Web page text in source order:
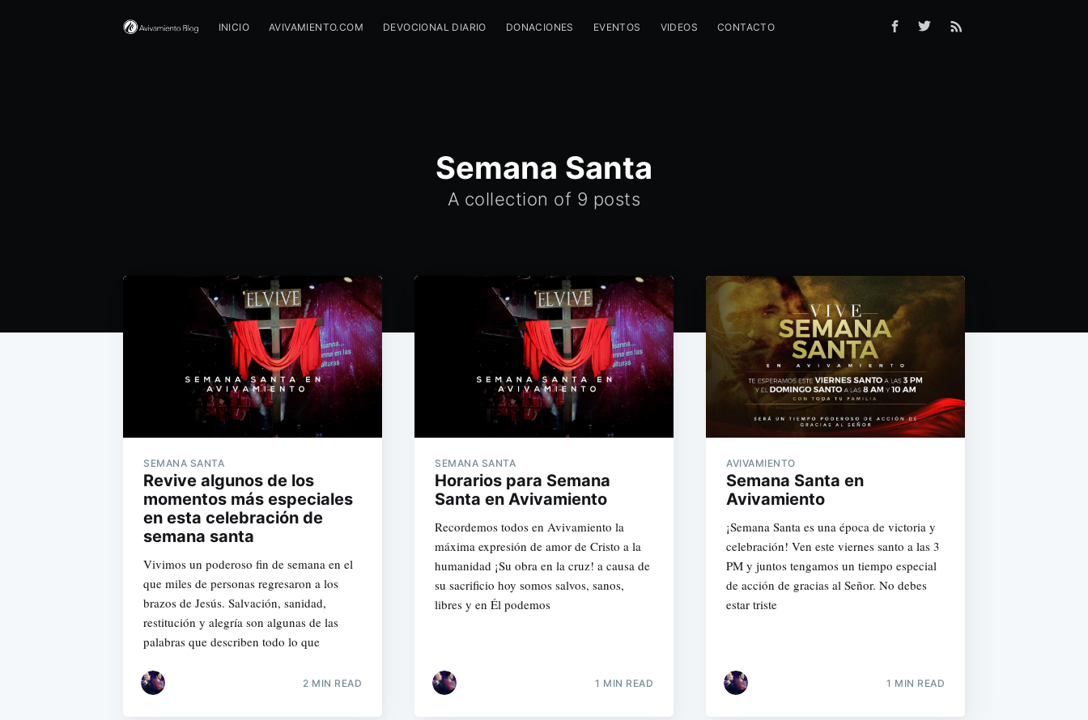
INICIO AVIVAMIENTO.COM DEVOCIONAL DIARIO DONACIONES EVENTOS VIDEOS CONTACTO
Semana Santa
A collection of 9 posts
SEMANA SANTA
Revive algunos de los
momentos más especiales
en esta celebración de
semana santa
Vivimos un poderoso fin de semana en el
que miles de personas regresaron a los
brazos de Jesús. Salvación, sanidad,
restitución y alegría son algunas de las
palabras que describen todo lo que
2 MIN READ
SEMANA SANTA
Horarios para Semana
Santa en Avivamiento
Recordemos todos en Avivamiento la
máxima expresión de amor de Cristo a la
humanidad ¡Su obra en la cruz! a causa de
su sacrificio hoy somos salvos, sanos,
libres y en Él podemos
1 MIN READ
AVIVAMIENTO
Semana Santa en
Avivamiento
¡Semana Santa es una época de victoria y
celebración! Ven este viernes santo a las 3
PM y juntos tengamos un tiempo especial
de acción de gracias al Señor. No debes
estar triste
1 MIN READ